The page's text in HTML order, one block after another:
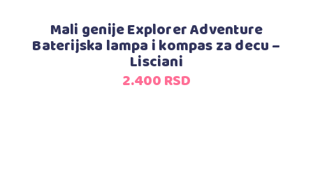
Mali genije Explorer Adventure
Baterijska lampa i kompas za decu –
Lisciani
2.400RSD